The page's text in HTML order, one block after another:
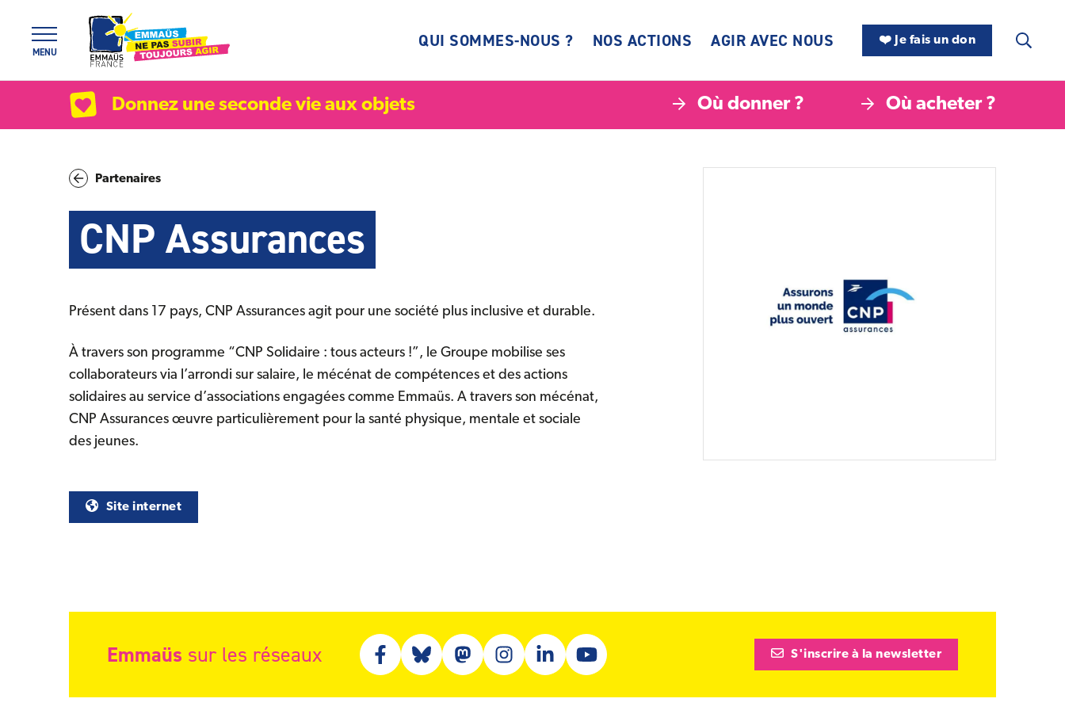
MENU
QUI SOMMES-NOUS ? NOS ACTIONS AGIR AVEC NOUS ❤️ Je fais un don
Donnez une seconde vie aux objets Où donner ? Où acheter ?
Partenaires
CNP Assurances
Présent dans 17 pays, CNP Assurances agit pour une société plus inclusive et durable.
À travers son programme “CNP Solidaire : tous acteurs !”, le Groupe mobilise ses
collaborateurs via l’arrondi sur salaire, le mécénat de compétences et des actions
solidaires au service d’associations engagées comme Emmaüs. A travers son mécénat,
CNP Assurances œuvre particulièrement pour la santé physique, mentale et sociale
des jeunes.
Site internet(nouvelle fenêtre)
Emmaüs sur les réseaux Facebook (nouvelle fenêtre)
Bluesky (nouvelle fenêtre)
Mastodon (nouvelle fenêtre)
Instagram (nouvelle fenêtre)
Linkedin (nouvelle fenêtre)
Youtube (nouvelle fenêtre)
S'inscrire à la newsletter